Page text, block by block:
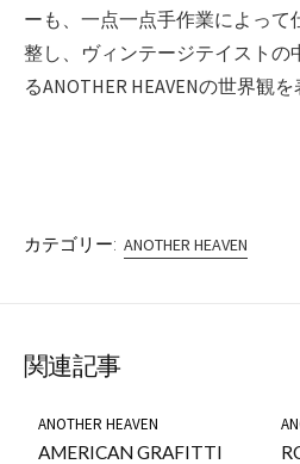
ーも、一点一点手作業によって
整し、ヴィンテージテイストの
るANOTHER HEAVENの世界観を
カテゴリー: ANOTHER HEAVEN
関連記事
ANOTHER HEAVEN
AMERICAN GRAFITTI